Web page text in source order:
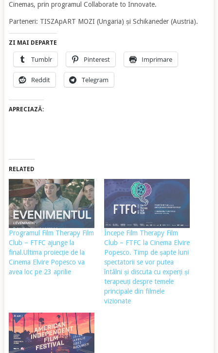
Cinemas, prin programul Collaborate to Innovate.
Parteneri: TISZApART MOZI (Ungaria) și Schikaneder (Austria).
ZI MAI DEPARTE
Tumblr Pinterest Imprimare
Reddit Telegram
APRECIAZĂ:
RELATED
Programul Film Therapy Film
Club – FTFC ajunge la
final.Ultima proiecție de la
Cinema Elvire Popesco va
avea loc pe 23 aprilie
Începe Film Therapy Film
Club – FTFC la Cinema Elvire
Popesco. Timp de șapte luni
spectatorii se vor putea
întâlni și discuta cu experți și
terapeuți despre temele
principale din filmele
vizionate